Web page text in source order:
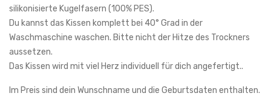
silikonisierte Kugelfasern (100% PES).
Du kannst das Kissen komplett bei 40° Grad in der
Waschmaschine waschen. Bitte nicht der Hitze des Trockners
aussetzen.
Das Kissen wird mit viel Herz individuell für dich angefertigt..
Im Preis sind dein Wunschname und die Geburtsdaten enthalten.